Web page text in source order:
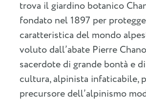
trova il giardino botanico
fondato nel 1897 per
caratteristica del mondo
voluto dall’abate Pierre
sacerdote di grande bontà e
cultura, alpinista infaticabile,
precursore dell’alpinismo